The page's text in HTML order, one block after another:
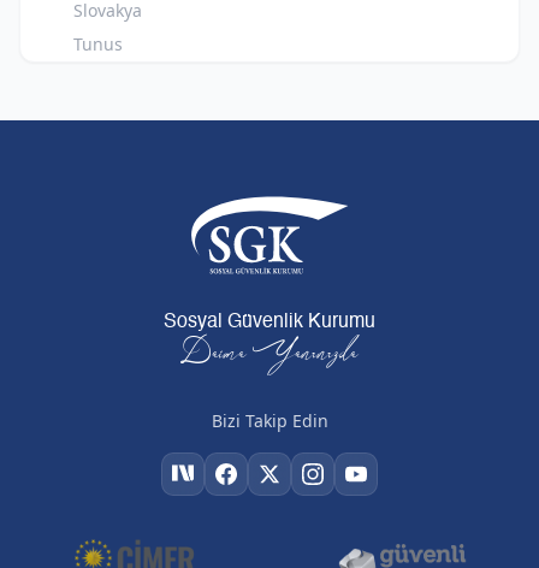
Slovakya
Tunus
Sosyal Güvenlik Kurumu
Daima Yanınızda
Bizi Takip Edin